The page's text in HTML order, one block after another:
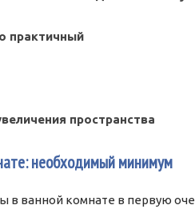
практичный
пространства
необходимый минимум
в ванной комнате в первую